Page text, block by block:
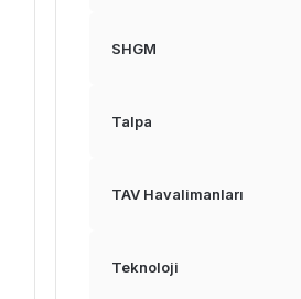
SHGM
Talpa
TAV Havalimanları
Teknoloji